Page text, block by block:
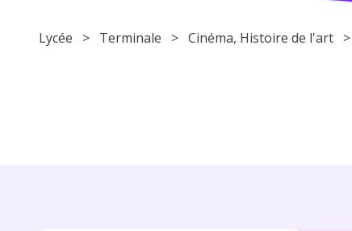
Lycée > Terminale > Cinéma, Histoire de l'art >